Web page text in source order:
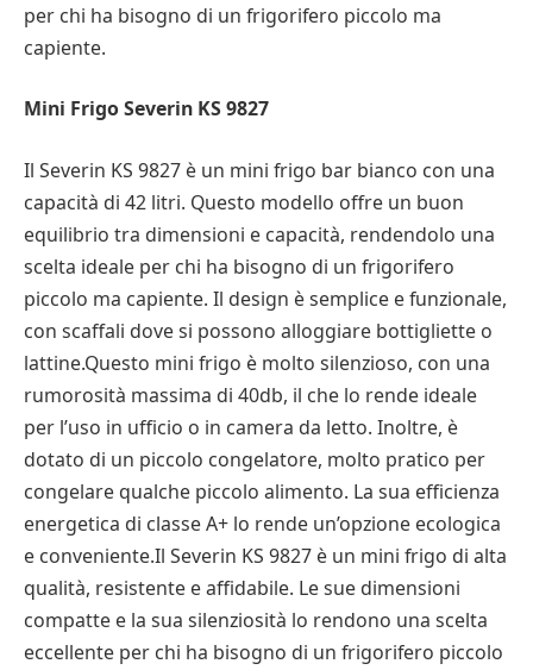
per chi ha bisogno di un frigorifero piccolo ma
capiente.
Mini Frigo Severin KS 9827
Il Severin KS 9827 è un mini frigo bar bianco con una
capacità di 42 litri. Questo modello offre un buon
equilibrio tra dimensioni e capacità, rendendolo una
scelta ideale per chi ha bisogno di un frigorifero
piccolo ma capiente. Il design è semplice e funzionale,
con scaffali dove si possono alloggiare bottigliette o
lattine.Questo mini frigo è molto silenzioso, con una
rumorosità massima di 40db, il che lo rende ideale
per l’uso in ufficio o in camera da letto. Inoltre, è
dotato di un piccolo congelatore, molto pratico per
congelare qualche piccolo alimento. La sua efficienza
energetica di classe A+ lo rende un’opzione ecologica
e conveniente.Il Severin KS 9827 è un mini frigo di alta
qualità, resistente e affidabile. Le sue dimensioni
compatte e la sua silenziosità lo rendono una scelta
eccellente per chi ha bisogno di un frigorifero piccolo